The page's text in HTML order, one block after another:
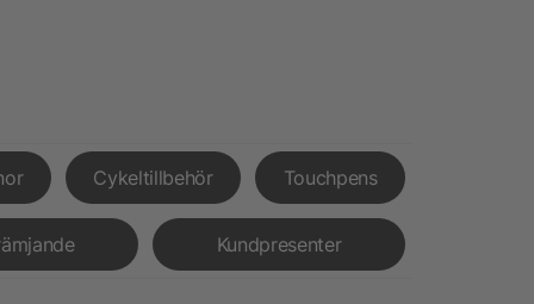
Cykeltillbehör Touchpens
Kundpresenter